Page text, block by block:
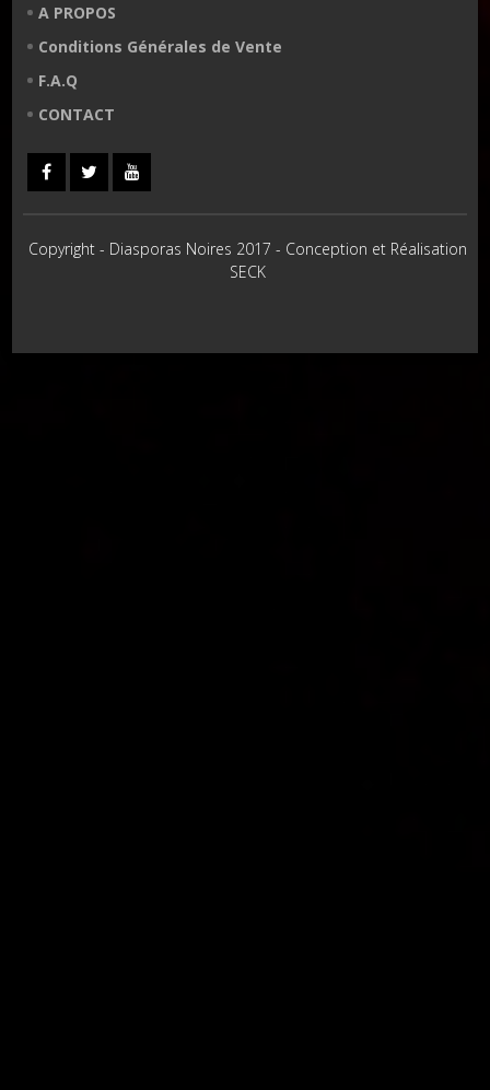
A PROPOS
Conditions Générales de Vente
F.A.Q
CONTACT
Copyright - Diasporas Noires 2017 - Conception et Réalisation
SECK